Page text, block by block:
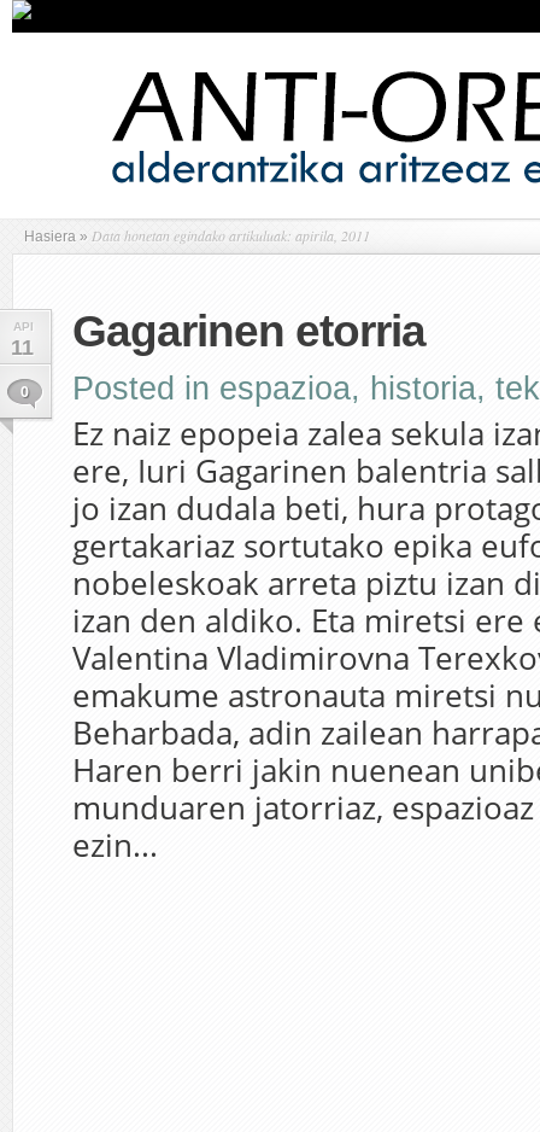
Hasiera » Data honetan egindako artikuluak: apirila, 2011
API
11
0
Gagarinen etorria
Posted in espazioa, historia,
Ez naiz epopeia zalea sekula
ere, Iuri Gagarinen balentria
jo izan dudala beti, hura
gertakariaz sortutako epika
nobeleskoak arreta piztu izan
izan den aldiko. Eta miretsi ere
Valentina Vladimirovna
emakume astronauta miretsi
Beharbada, adin zailean
Haren berri jakin nuenean
munduaren jatorriaz,
ezin...